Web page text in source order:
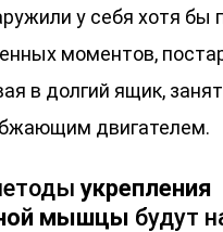
у себя хотя бы
моментов,
в долгий ящик,
двигателем.
укрепления
мышцы будут